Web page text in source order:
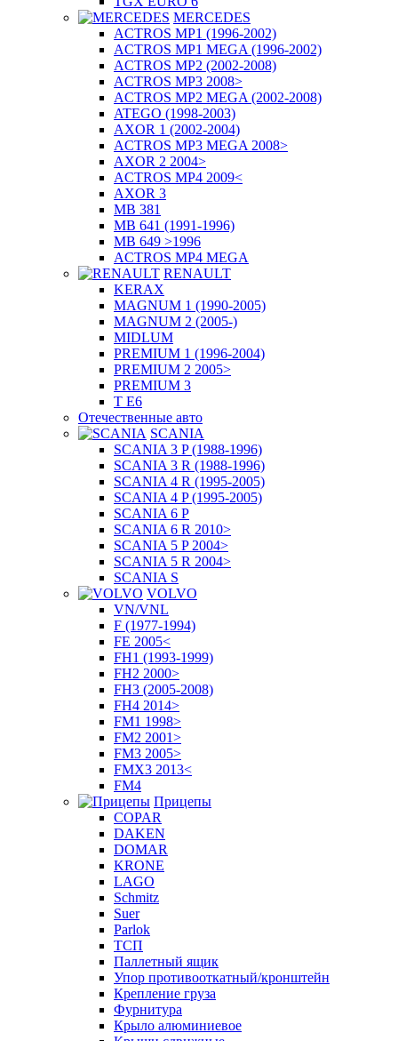
MERCEDES
ACTROS MP1 (1996-2002)
ACTROS MP1 MEGA (1996-2002)
ACTROS MP2 (2002-2008)
ACTROS MP3 2008>
ACTROS MP2 MEGA (2002-2008)
ATEGO (1998-2003)
AXOR 1 (2002-2004)
ACTROS MP3 MEGA 2008>
AXOR 2 2004>
ACTROS MP4 2009<
AXOR 3
MB 381
MB 641 (1991-1996)
MB 649 >1996
ACTROS MP4 MEGA
RENAULT
KERAX
MAGNUM 1 (1990-2005)
MAGNUM 2 (2005-)
MIDLUM
PREMIUM 1 (1996-2004)
PREMIUM 2 2005>
PREMIUM 3
T E6
Отечественные авто
SCANIA
SCANIA 3 P (1988-1996)
SCANIA 3 R (1988-1996)
SCANIA 4 R (1995-2005)
SCANIA 4 P (1995-2005)
SCANIA 6 P
SCANIA 6 R 2010>
SCANIA 5 P 2004>
SCANIA 5 R 2004>
SCANIA S
VOLVO
VN/VNL
F (1977-1994)
FE 2005<
FH1 (1993-1999)
FH2 2000>
FH3 (2005-2008)
FH4 2014>
FM1 1998>
FM2 2001>
FM3 2005>
FMX3 2013<
FM4
Прицепы
COPAR
DAKEN
DOMAR
KRONE
LAGO
Schmitz
Suer
Parlok
ТСП
Паллетный ящик
Упор противооткатный/кронштейн
Крепление груза
Фурнитура
Крыло алюминиевое